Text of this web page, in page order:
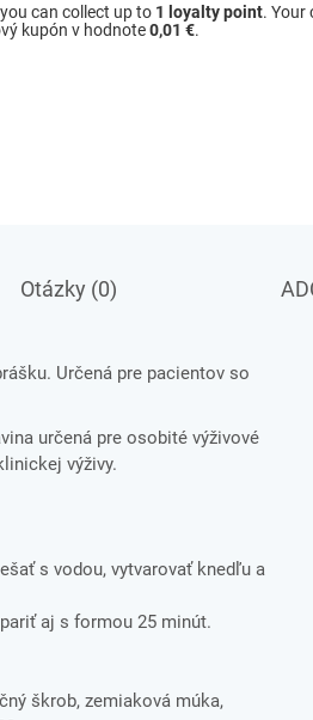
can collect up to 1 loyalty point. Your
kupón v hodnote0,01 €.
Otázky (0)
Určená pre pacientov so
určená pre osobité výživové
výživy.
s vodou, vytvarovať knedľu a
aj s formou 25 minút.
škrob, zemiaková múka,